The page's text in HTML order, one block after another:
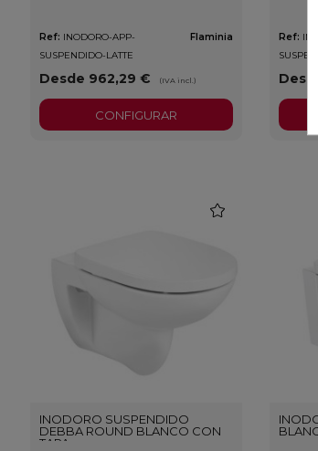
Ref: INODORO-APP-
SUSPENDIDO-LATTE
Flaminia
Desde 962,29 € (IVA incl.)
CONFIGURAR
Ref:
INODORO SUSPENDIDO
DEBBA ROUND BLANCO CON
TAPA
favorite